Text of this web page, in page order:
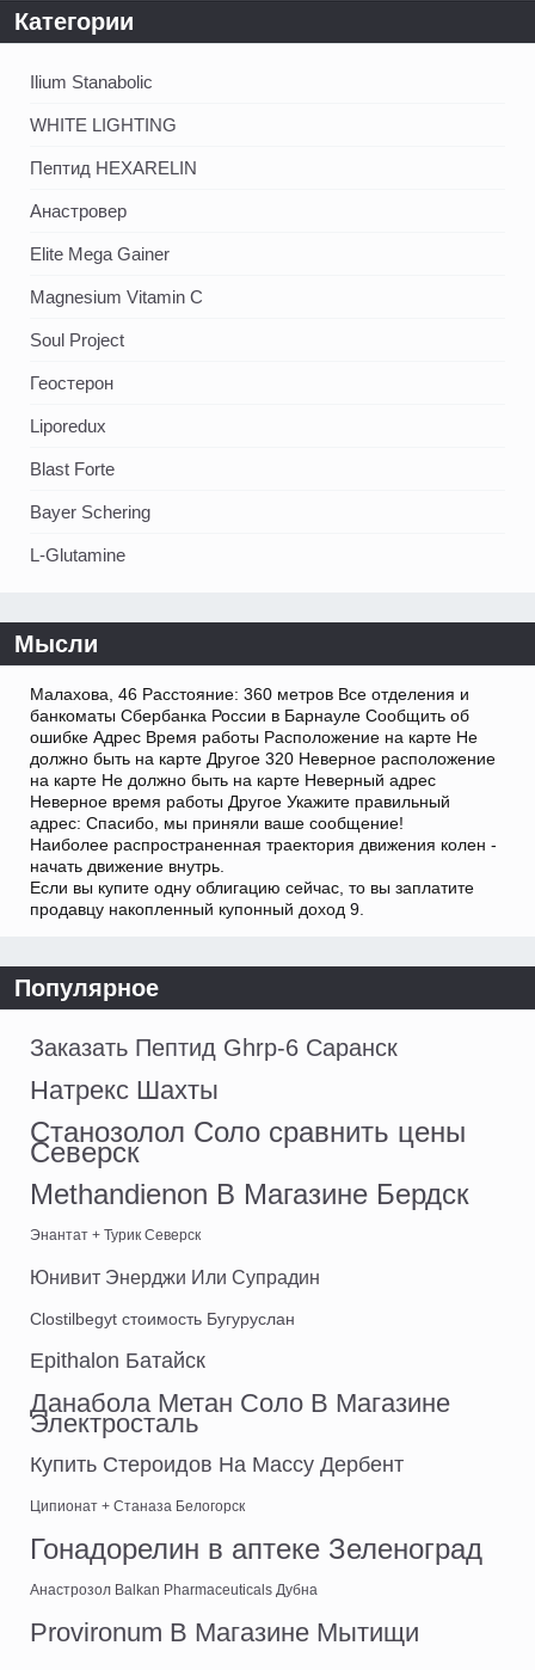
Категории
Ilium Stanabolic
WHITE LIGHTING
Пептид HEXARELIN
Анастровер
Elite Mega Gainer
Magnesium Vitamin C
Soul Project
Геостерон
Liporedux
Blast Forte
Bayer Schering
L-Glutamine
Мысли
Малахова, 46 Расстояние: 360 метров Все отделения и
банкоматы Сбербанка России в Барнауле Сообщить об
ошибке Адрес Время работы Расположение на карте Не
должно быть на карте Другое 320 Неверное расположение
на карте Не должно быть на карте Неверный адрес
Неверное время работы Другое Укажите правильный
адрес: Спасибо, мы приняли ваше сообщение!
Наиболее распространенная траектория движения колен -
начать движение внутрь.
Если вы купите одну облигацию сейчас, то вы заплатите
продавцу накопленный купонный доход 9.
Популярное
Заказать Пептид Ghrp-6 Саранск
Натрекс Шахты
Станозолол Соло сравнить цены
Северск
Methandienon В Магазине Бердск
Энантат + Турик Северск
Юнивит Энерджи Или Супрадин
Clostilbegyt стоимость Бугуруслан
Epithalon Батайск
Данабола Метан Соло В Магазине
Электросталь
Купить Стероидов На Массу Дербент
Ципионат + Станаза Белогорск
Гонадорелин в аптеке Зеленоград
Анастрозол Balkan Pharmaceuticals Дубна
Provironum В Магазине Мытищи